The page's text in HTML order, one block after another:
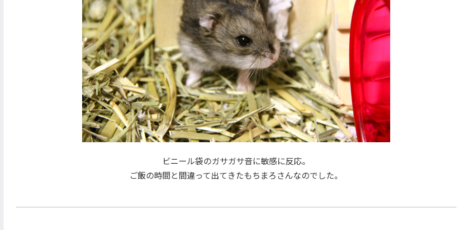
ビニール袋のガサガサ音に敏感に反応。
ご飯の時間と間違って出てきたもちまろさんなのでした。